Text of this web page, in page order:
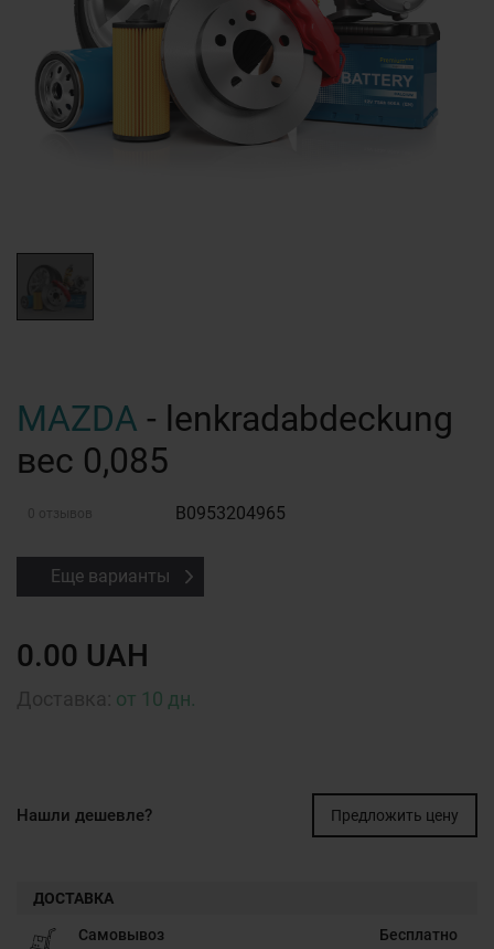
MAZDA - lenkradabdeckung
вес 0,085
0 отзывов B0953204965
Еще варианты
0.00 UAH
от 10 дн.
Нашли дешевле? Предложить цену
ДОСТАВКА
Самовывоз Бесплатно